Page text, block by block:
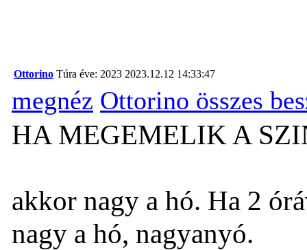
Ottorino Túra éve: 2023 2023.12.12 14:33:47
megnéz Ottorino összes
HA MEGEMELIK A
akkor nagy a hó. Ha 2
nagy a hó, nagyanyó.